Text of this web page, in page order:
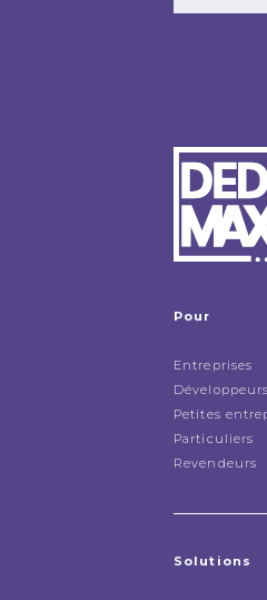
Pour
Entreprises
Développeurs
Petites
Particuliers
Revendeurs
Solutions